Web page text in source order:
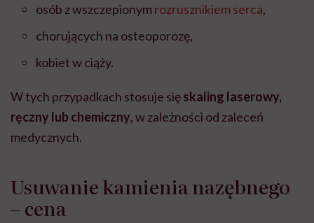
osób z wszczepionymrozrusznikiem serca,
chorujących na osteoporozę,
kobiet w ciąży.
W tych przypadkach stosuje sięskaling laserowy,
ręczny lub chemiczny, w zależności od zaleceń
medycznych.
Usuwanie kamienia nazębnego
– cena